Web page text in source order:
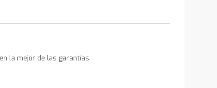
la mejor de las garantías.